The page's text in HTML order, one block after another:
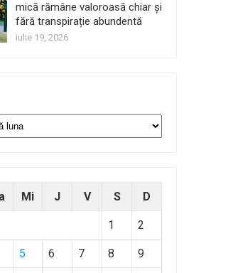
mică rămâne valoroasă chiar și
fără transpirație abundentă
iulie 19, 2026
Mi J V S D
1 2
5 6 7 8 9